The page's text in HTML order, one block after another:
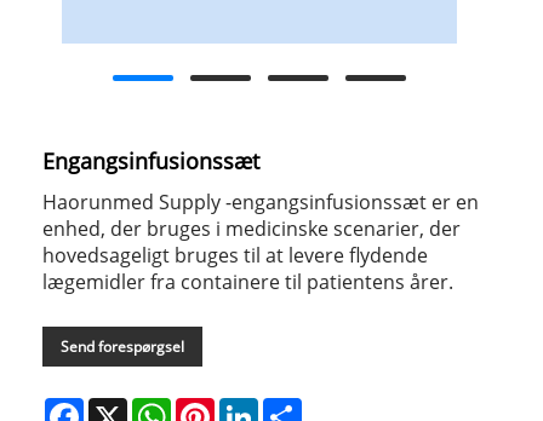
Engangsinfusionssæt
Haorunmed Supply -engangsinfusionssæt er en
enhed, der bruges i medicinske scenarier, der
hovedsageligt bruges til at levere flydende
lægemidler fra containere til patientens årer.
Send forespørgsel
Facebook
X WhatsAppPinterestLinkedIn